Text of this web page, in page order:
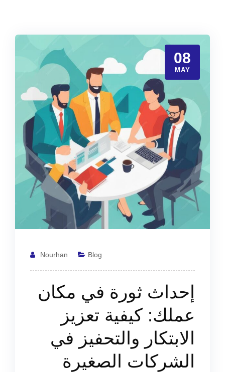
08
MAY
Nourhan Blog
إحداث ثورة في مكان
عملك: كيفية تعزيز
الابتكار والتحفيز في
الشركات الصغيرة